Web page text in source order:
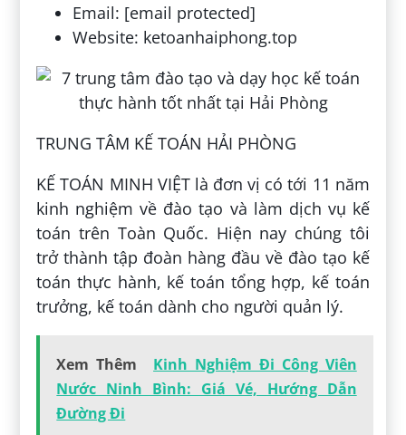
Email: [email protected]
Website: ketoanhaiphong.top
TRUNG TÂM KẾ TOÁN HẢI PHÒNG
KẾ TOÁN MINH VIỆT là đơn vị có tới 11 năm
kinh nghiệm về đào tạo và làm dịch vụ kế
toán trên Toàn Quốc. Hiện nay chúng tôi
trở thành tập đoàn hàng đầu về đào tạo kế
toán thực hành, kế toán tổng hợp, kế toán
trưởng, kế toán dành cho người quản lý.
Xem Thêm
Kinh Nghiệm Đi Công Viên
Nước Ninh Bình: Giá Vé, Hướng Dẫn
Đường Đi